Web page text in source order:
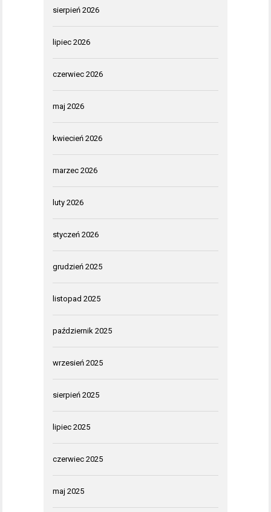
sierpień 2026
lipiec 2026
czerwiec 2026
maj 2026
kwiecień 2026
marzec 2026
luty 2026
styczeń 2026
grudzień 2025
listopad 2025
październik 2025
wrzesień 2025
sierpień 2025
lipiec 2025
czerwiec 2025
maj 2025